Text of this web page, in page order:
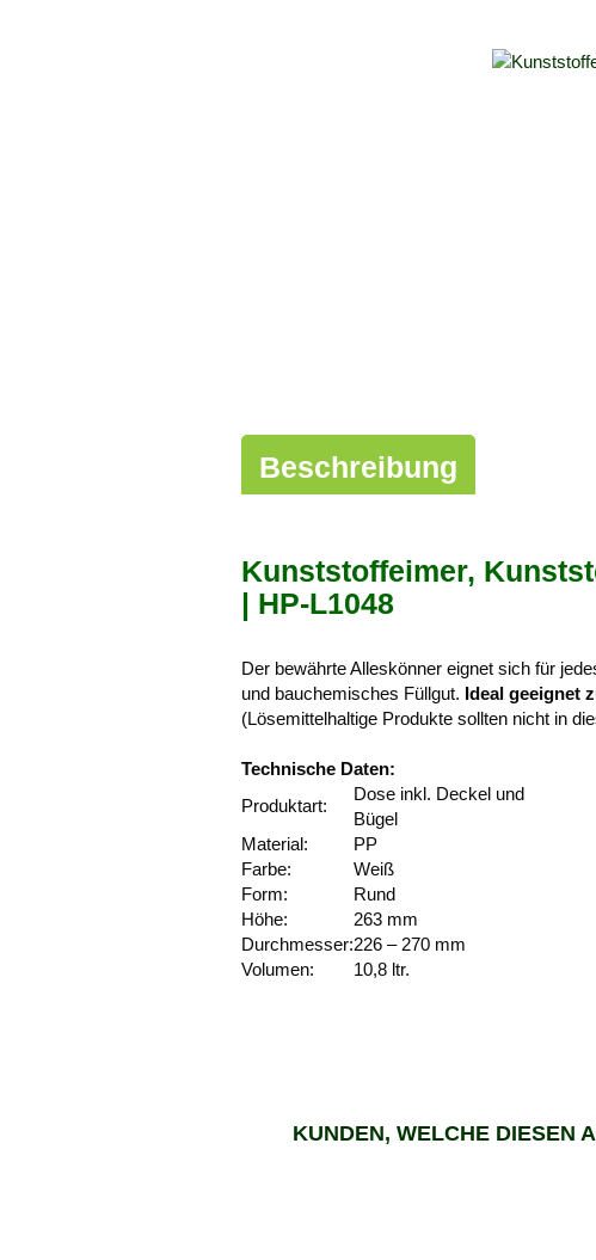
Beschreibung
Kunststoffeimer,
| HP-L1048
Der bewährte Alleskönner eignet sich für
und bauchemisches Füllgut. Ideal geeignet
(Lösemittelhaltige Produkte sollten nicht in
Technische Daten:
Produktart:
Dose inkl. Deckel und
Bügel
Material:
PP
Farbe:
Weiß
Form:
Rund
Höhe:
263 mm
Durchmesser:226 – 270 mm
Volumen:
10,8 ltr.
KUNDEN, WELCHE DIESEN